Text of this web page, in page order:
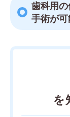
歯科用
手術が
を